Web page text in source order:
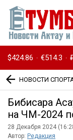
$424.86 · €514.3 ·
НОВОСТИ
Бибисара
на ЧМ-2024
28 Декабря 2024
Автор: Редакция